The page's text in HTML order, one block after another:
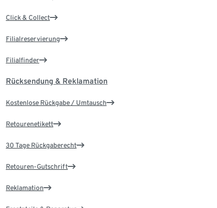
Click & Collect
Filialreservierung
Filialfinder
Rücksendung & Reklamation
Kostenlose Rückgabe / Umtausch
Retourenetikett
30 Tage Rückgaberecht
Retouren-Gutschrift
Reklamation